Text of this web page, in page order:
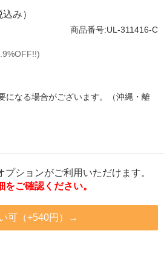
み）
商品番号:UL-311416-C
になる場合がございます。（沖縄・離
ションがご利用いただけます。
ご確認ください。
可（+540円）→